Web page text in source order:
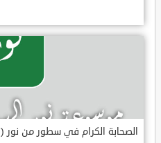
الصحابة الكرام في سطور من نور (7)